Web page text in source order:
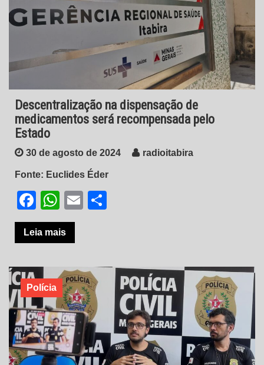
Descentralização na dispensação de
medicamentos será recompensada pelo
Estado
30 de agosto de 2024 radioitabira
Fonte: Euclides Éder
Facebook
WhatsApp
Email
Leia mais
Polícia